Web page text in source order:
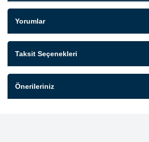
Yorumlar
Taksit Seçenekleri
Önerileriniz